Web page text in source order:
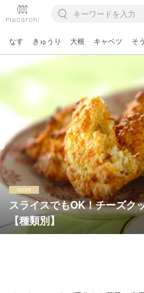
なす きゅうり 大根 キャベツ そ
スライスでもOK！チーズク
【種類別】